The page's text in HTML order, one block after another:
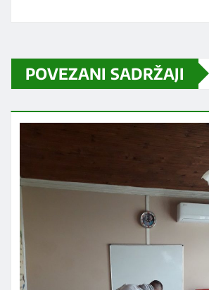
POVEZANI SADRŽAJI